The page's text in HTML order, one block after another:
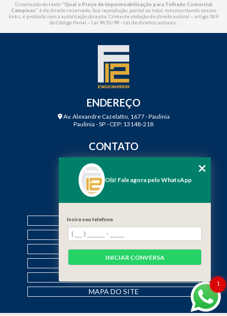
O conteúdo do texto "Qual o Preço de Impermeabilização para Telhado Comercial
Campinas" é de direito reservado. Sua reprodução, parcial ou total, mesmo citando nossos
links, é proibida sem a autorização do autor. Crime de violação de direito autoral – artigo 184
do Código Penal – Lei 9610/98 - Lei de direitos autorais
ENDEREÇO
Av. Alexandre Cazelatto, 1677 - Paulinia
Paulínia - SP - CEP: 13148-218
CONTATO
(19) 99968-7979
contato@f12engenharia.com.br
MENU
HOME
QUEM SOMOS
SERVIÇOS
CONTATO
MAPA DO SITE
1
Olá! Fale agora pelo WhatsApp
Insira seu telefone
INICIAR CONVERSA